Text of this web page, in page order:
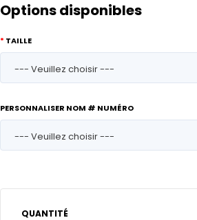
Options disponibles
TAILLE
PERSONNALISER NOM # NUMÉRO
QUANTITÉ